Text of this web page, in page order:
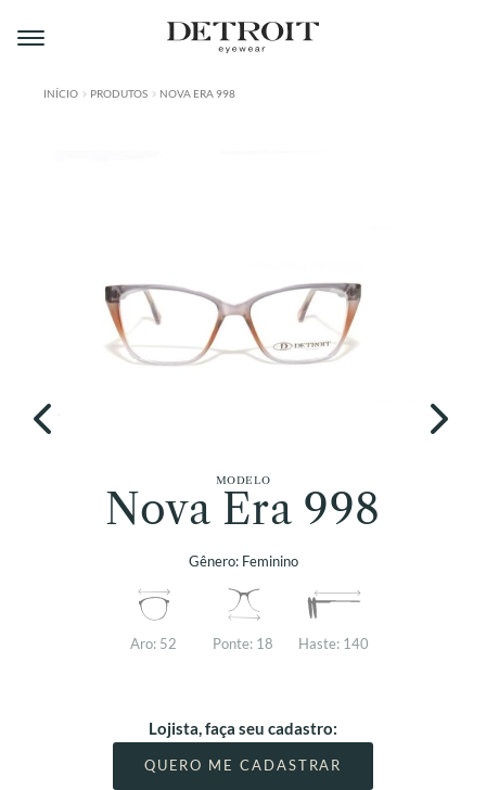
Pular
para
Pular
para
CONTATO
INÍCIO PRODUTOS NOVA ERA 998
MODELO
Nova Era 998
Gênero: Feminino
Aro: 52 Ponte: 18 Haste: 140
Lojista, faça seu cadastro:
QUERO ME CADASTRAR